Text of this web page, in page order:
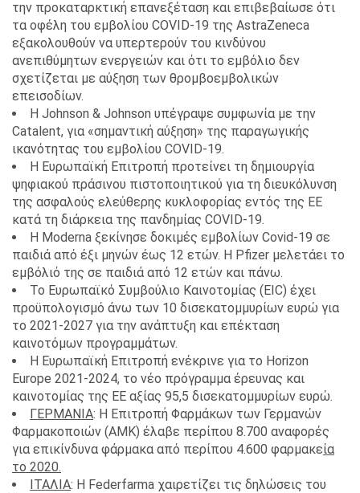
την προκαταρκτική επανεξέταση και επιβεβαίωσε ότι
τα οφέλη του εμβολίου COVID-19 της AstraZeneca
εξακολουθούν να υπερτερούν του κινδύνου
ανεπιθύμητων ενεργειών και ότι το εμβόλιο δεν
σχετίζεται με αύξηση των θρομβοεμβολικών
επεισοδίων.
Η Johnson & Johnson υπέγραψε συμφωνία με την
Catalent, για «σημαντική αύξηση» της παραγωγικής
ικανότητας του εμβολίου COVID-19.
Η Ευρωπαϊκή Επιτροπή προτείνει τη δημιουργία
ψηφιακού πράσινου πιστοποιητικού για τη διευκόλυνση
της ασφαλούς ελεύθερης κυκλοφορίας εντός της ΕΕ
κατά τη διάρκεια της πανδημίας COVID-19.
Η Moderna ξεκίνησε δοκιμές εμβολίων Covid-19 σε
παιδιά από έξι μηνών έως 12 ετών. Η Pfizer μελετάει το
εμβόλιό της σε παιδιά από 12 ετών και πάνω.
Το Ευρωπαϊκό Συμβούλιο Καινοτομίας (EIC) έχει
προϋπολογισμό άνω των 10 δισεκατομμυρίων ευρώ για
το 2021-2027 για την ανάπτυξη και επέκταση
καινοτόμων προγραμμάτων.
Η Ευρωπαϊκή Επιτροπή ενέκρινε για το Horizon
Europe 2021-2024, το νέο πρόγραμμα έρευνας και
καινοτομίας της ΕΕ αξίας 95,5 δισεκατομμυρίων ευρώ.
ΓΕΡΜΑΝΙΑ: Η Επιτροπή Φαρμάκων των Γερμανών
Φαρμακοποιών (AMK) έλαβε περίπου 8.700 αναφορές
για επικίνδυνα φάρμακα από περίπου 4.600 φαρμακεία
το 2020.
ΙΤΑΛΙΑ: Η Federfarma χαιρετίζει τις δηλώσεις του